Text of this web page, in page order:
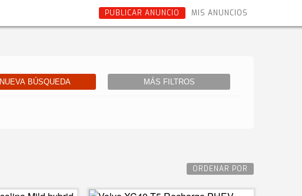
MIS ANUNCIOS
PUBLICAR ANUNCIO
NUEVA BÚSQUEDA MÁS FILTROS
ORDENAR POR